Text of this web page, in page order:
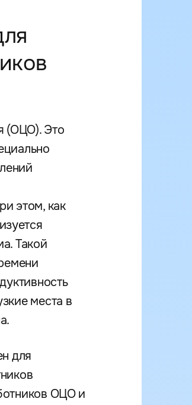
(ОЦО). Это
этом, как
Такой
места в
для
ОЦО и